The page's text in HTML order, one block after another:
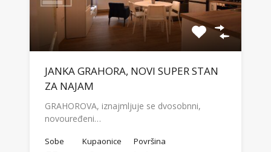
JANKA GRAHORA, NOVI SUPER STAN
ZA NAJAM
GRAHOROVA, iznajmljuje se dvosobnni,
novouređeni…
Sobe Kupaonice Površina